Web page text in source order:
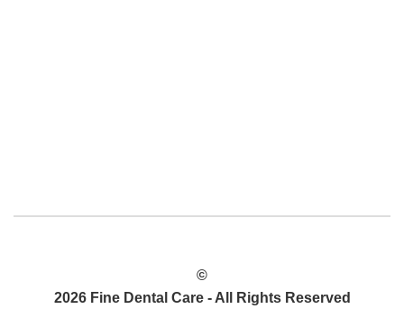
©
2026 Fine Dental Care - All Rights Reserved